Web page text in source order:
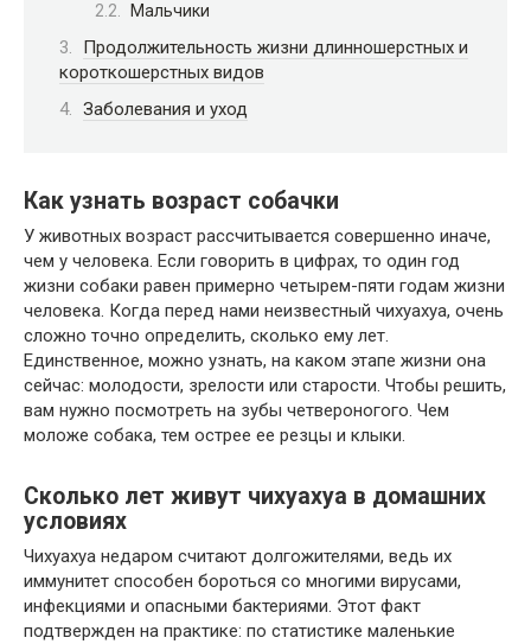
Мальчики
Продолжительность жизни длинношерстных и
короткошерстных видов
Заболевания и уход
Как узнать возраст собачки
У животных возраст рассчитывается совершенно иначе,
чем у человека. Если говорить в цифрах, то один год
жизни собаки равен примерно четырем-пяти годам жизни
человека. Когда перед нами неизвестный чихуахуа, очень
сложно точно определить, сколько ему лет.
Единственное, можно узнать, на каком этапе жизни она
сейчас: молодости, зрелости или старости. Чтобы решить,
вам нужно посмотреть на зубы четвероногого. Чем
моложе собака, тем острее ее резцы и клыки.
Сколько лет живут чихуахуа в домашних
условиях
Чихуахуа недаром считают долгожителями, ведь их
иммунитет способен бороться со многими вирусами,
инфекциями и опасными бактериями. Этот факт
подтвержден на практике: по статистике маленькие